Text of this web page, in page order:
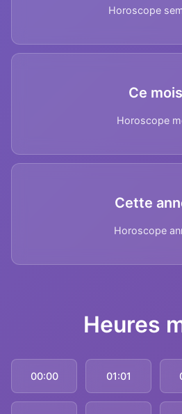
Horoscope
Ce mois
Horoscope
Cette
Horoscope
Heures
00:00 01:01